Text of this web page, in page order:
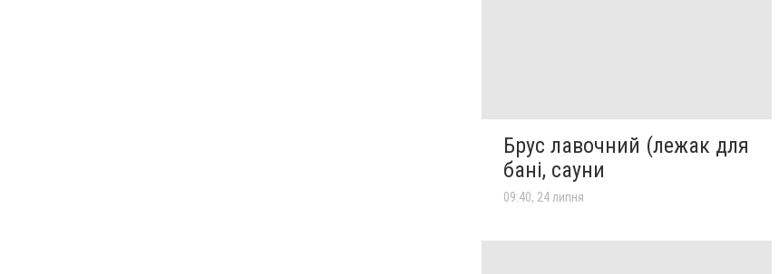
Брус лавочний (лежак для
бані, сауни
09:40, 24 липня